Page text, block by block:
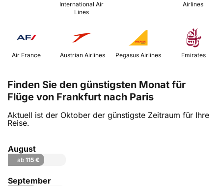
International Air
Lines
Airlines
Air France Austrian Airlines Emirates
Finden Sie den günstigsten Monat für
Flüge von Frankfurt nach Paris
Aktuell ist der Oktober der günstigste Zeitraum für Ihre
Reise.
August
ab 115 €
September